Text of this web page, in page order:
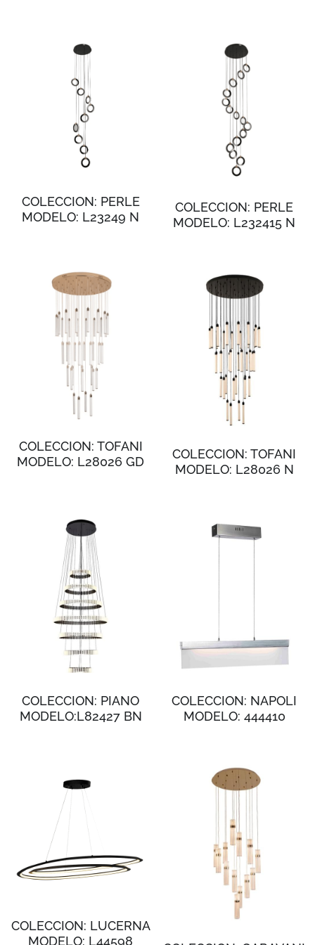
COLECCION: PERLE
MODELO: L23249 N
COLECCION: PERLE
MODELO: L232415 N
COLECCION: TOFANI
MODELO: L28026 GD
COLECCION: TOFANI
MODELO: L28026 N
COLECCION: PIANO
MODELO:L82427 BN
COLECCION: NAPOLI
MODELO: 444410
COLECCION: LUCERNA
MODELO: L44598